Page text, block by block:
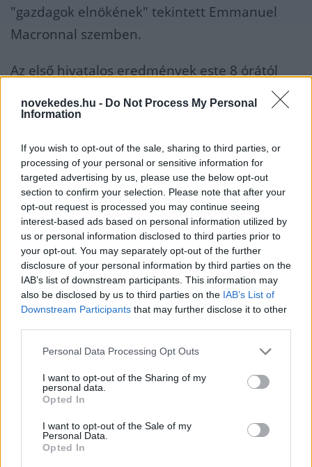
novekedes.hu - Do Not Process My Personal
Information
If you wish to opt-out of the sale, sharing to third parties, or
processing of your personal or sensitive information for
targeted advertising by us, please use the below opt-out
section to confirm your selection. Please note that after your
opt-out request is processed you may continue seeing
interest-based ads based on personal information utilized by
us or personal information disclosed to third parties prior to
your opt-out. You may separately opt-out of the further
disclosure of your personal information by third parties on the
IAB’s list of downstream participants. This information may
also be disclosed by us to third parties on the IAB’s List of
Downstream Participants that may further disclose it to other
Please note that this website/app uses one or more Google
not limited to your visit or usage behaviour. You may click to
grant or deny consent to Google and its third-party tags to
use your data for below specified purposes in below Google
consent section.
Personal Data Processing Opt Outs
I want to opt-out of the Sharing of my
personal data.
Opted In
I want to opt-out of the Sale of my
Personal Data.
Opted In
"gazdagok elnökének" tekintett Emmanuel
Macronnal szemben.
Az első hivatalos eredmények este 8 órától
ELNÖKVÁLASZTÁS MARINE LE PEN
KAPCSOLÓDÓ CIKKEK A TÉMÁBAN
Összeomlott a régi politikai struktúra,
a vártnál bizonytalanabb Macron
újraválasztása